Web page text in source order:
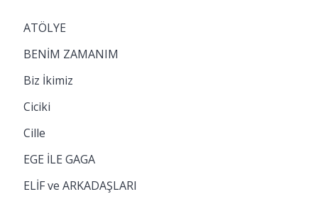
ATÖLYE
BENİM ZAMANIM
Biz İkimiz
Ciciki
Cille
EGE İLE GAGA
ELİF ve ARKADAŞLARI